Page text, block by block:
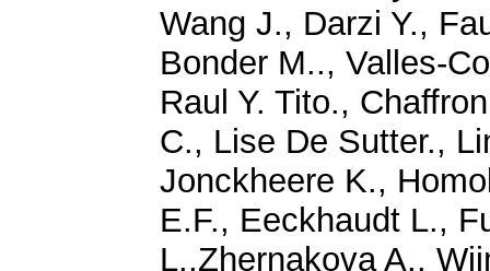
Wang J., Darzi Y.,
Bonder M.., Valles-
Raul Y. Tito.,
C., Lise De Sutter.,
Jonckheere K.,
E.F., Eeckhaudt L.,
L.,Zhernakova A.,